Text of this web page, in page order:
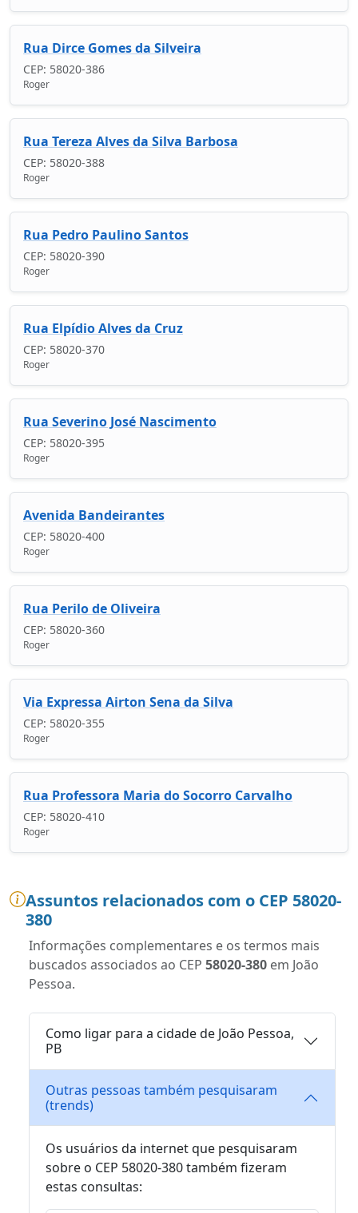
Rua Dirce Gomes da Silveira
CEP: 58020-386
Roger
Rua Tereza Alves da Silva Barbosa
CEP: 58020-388
Roger
Rua Pedro Paulino Santos
CEP: 58020-390
Roger
Rua Elpídio Alves da Cruz
CEP: 58020-370
Roger
Rua Severino José Nascimento
CEP: 58020-395
Roger
Avenida Bandeirantes
CEP: 58020-400
Roger
Rua Perilo de Oliveira
CEP: 58020-360
Roger
Via Expressa Airton Sena da Silva
CEP: 58020-355
Roger
Rua Professora Maria do Socorro Carvalho
CEP: 58020-410
Roger
Assuntos relacionados com o CEP 58020-
380
Informações complementares e os termos mais
buscados associados ao CEP 58020-380 em João
Pessoa.
Como ligar para a cidade de João Pessoa,
PB
Outras pessoas também pesquisaram
(trends)
Os usuários da internet que pesquisaram
sobre o CEP 58020-380 também fizeram
estas consultas: